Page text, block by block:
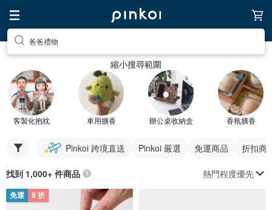
爸爸禮物
縮小搜尋範圍
客製化抱枕 車用擴香 辦公桌收納盒 香氛擴香
Pinkoi 跨境直送 Pinkoi 嚴選 免運商品 折扣商
找到 1,000+ 件商品 熱門程度優先
免運 8 折